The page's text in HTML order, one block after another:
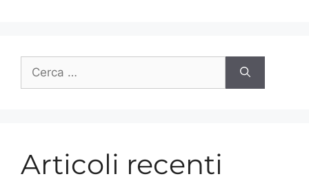
Articoli recenti